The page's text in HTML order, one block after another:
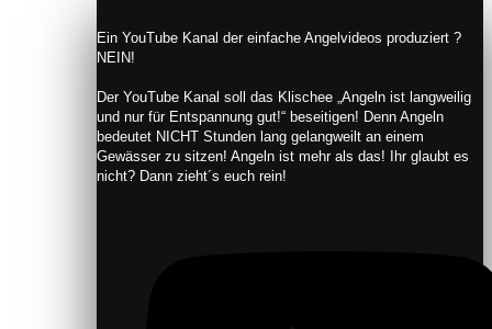
​Ein YouTube Kanal der einfache Angelvideos produziert ?
NEIN!
Der YouTube Kanal soll das Klischee „Angeln ist langweilig
und nur für Entspannung gut!“ beseitigen! Denn Angeln
bedeutet NICHT Stunden lang gelangweilt an einem
Gewässer zu sitzen! Angeln ist mehr als das! Ihr glaubt es
nicht? Dann zieht´s euch rein!